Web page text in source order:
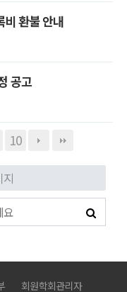
비 환불 안내
공고
10
지
회원학회관리자